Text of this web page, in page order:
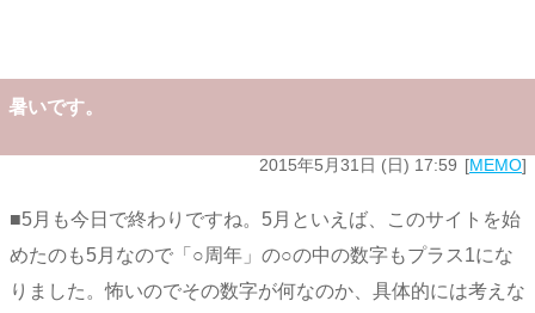
暑いです。
2015年5月31日 (日) 17:59 MEMO
■5月も今日で終わりですね。5月といえば、このサイトを始
めたのも5月なので「○周年」の○の中の数字もプラス1にな
りました。怖いのでその数字が何なのか、具体的には考えな